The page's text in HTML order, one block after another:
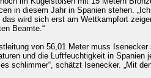
in diesem Jahr in Spanien stehen.
wird sich erst am Wettkampfort
Beamte.“
von 56,01 Meter muss
und die Luftfeuchtigkeit in
schlimmer“, schätzt Isenecker. „Mit